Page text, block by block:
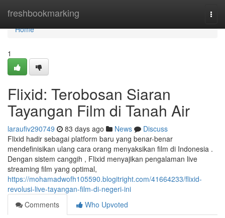
freshbookmarking
Home
Home
1
Flixid: Terobosan Siaran
Tayangan Film di Tanah Air
laraufiv290749 83 days ago News
Discuss
Flixid hadir sebagai platform baru yang benar-benar
mendefinisikan ulang cara orang menyaksikan film di Indonesia .
Dengan sistem canggih , Flixid menyajikan pengalaman live
streaming film yang optimal,
https://mohamadwofh105590.blogitright.com/41664233/flixid-
revolusi-live-tayangan-film-di-negeri-ini
Comments
Who Upvoted